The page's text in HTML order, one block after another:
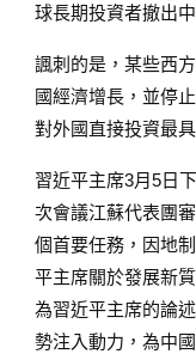
球長期投資者撤出
諷刺的是，某些西
國經濟增長，並停
對外國直接投資最
習近平主席3月5日
次會議江蘇代表團
個首要任務，因地
平主席關於發展新
為習近平主席的論
勢注入動力，為中